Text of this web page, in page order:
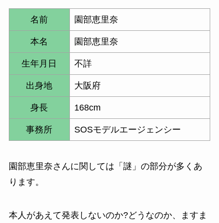
名前 園部恵里奈
本名 園部恵里奈
生年月日 不詳
出身地 大阪府
身長 168cm
事務所 SOSモデルエージェンシー
園部恵里奈さんに関しては「謎」の部分が多くあ
ります。
本人があえて発表しないのか?どうなのか、ますま